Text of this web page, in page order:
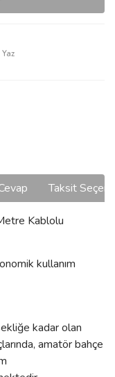
Taksit
Kablolu
kullanım
kadar olan
amatör bahçe